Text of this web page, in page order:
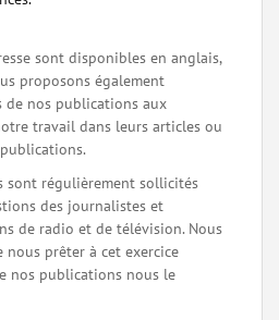
sont disponibles en anglais,
proposons également
de nos publications aux
travail dans leurs articles ou
sont régulièrement sollicités
des journalistes et
de radio et de télévision. Nous
nous prêter à cet exercice
nos publications nous le